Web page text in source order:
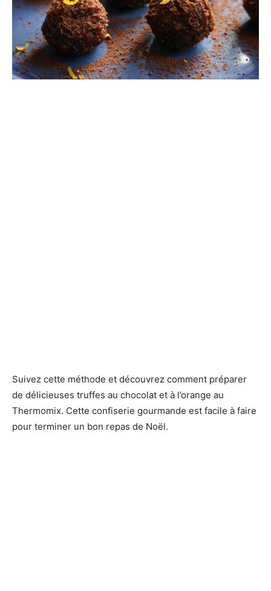
Suivez cette méthode et découvrez comment préparer
de délicieuses truffes au chocolat et à l’orange au
Thermomix. Cette confiserie gourmande est facile à faire
pour terminer un bon repas de Noël.